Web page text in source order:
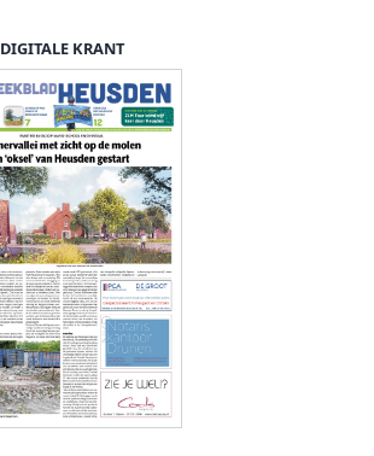
DIGITALE KRANT